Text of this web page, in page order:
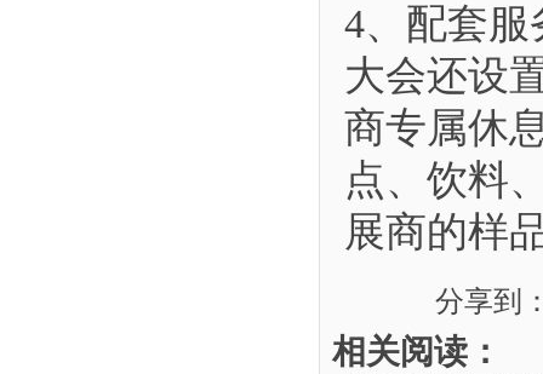
4、配套服
大会还设
商专属休
点、饮料
展商的样
分享到
相关阅读：